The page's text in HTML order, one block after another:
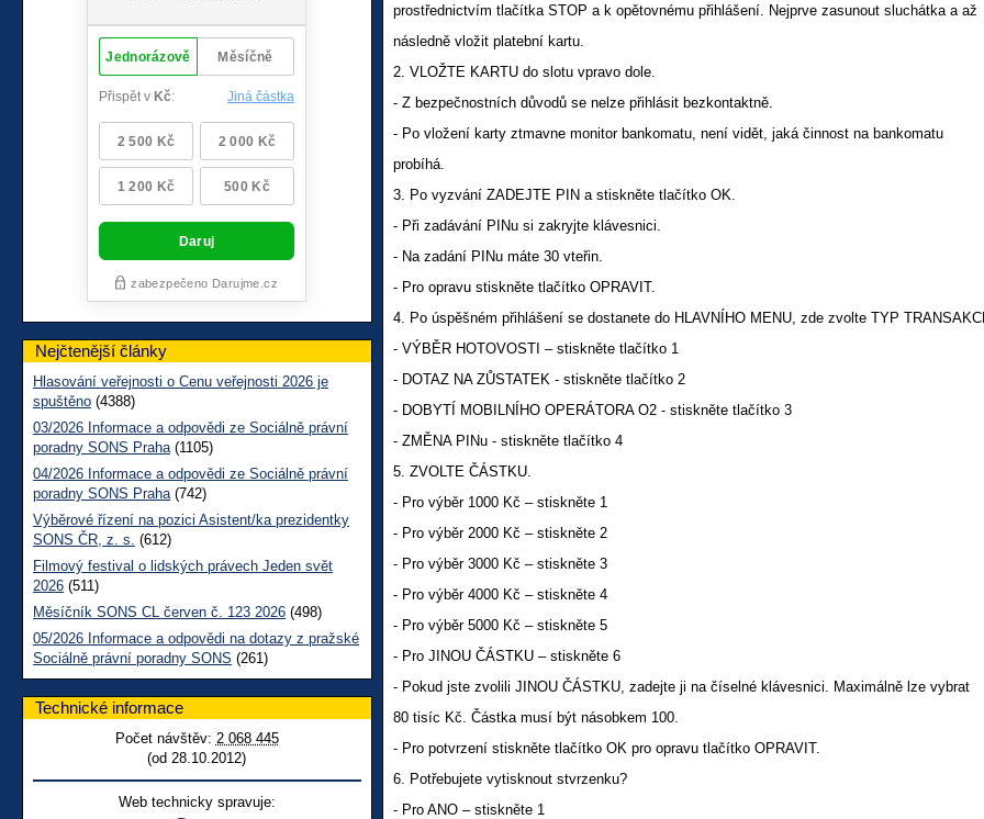
prostřednictvím tlačítka STOP a k opětovnému přihlášení. Nejprve zasunout sluchátka a až
následně vložit platební kartu.
2. VLOŽTE KARTU do slotu vpravo dole.
- Z bezpečnostních důvodů se nelze přihlásit bezkontaktně.
- Po vložení karty ztmavne monitor bankomatu, není vidět, jaká činnost na bankomatu
probíhá.
3. Po vyzvání ZADEJTE PIN a stiskněte tlačítko OK.
- Při zadávání PINu si zakryjte klávesnici.
- Na zadání PINu máte 30 vteřin.
- Pro opravu stiskněte tlačítko OPRAVIT.
4. Po úspěšném přihlášení se dostanete do HLAVNÍHO MENU, zde zvolte TYP
- VÝBĚR HOTOVOSTI – stiskněte tlačítko 1
- DOTAZ NA ZŮSTATEK - stiskněte tlačítko 2
- DOBYTÍ MOBILNÍHO OPERÁTORA O2 - stiskněte tlačítko 3
- ZMĚNA PINu - stiskněte tlačítko 4
5. ZVOLTE ČÁSTKU.
- Pro výběr 1000 Kč – stiskněte 1
- Pro výběr 2000 Kč – stiskněte 2
- Pro výběr 3000 Kč – stiskněte 3
- Pro výběr 4000 Kč – stiskněte 4
- Pro výběr 5000 Kč – stiskněte 5
- Pro JINOU ČÁSTKU – stiskněte 6
- Pokud jste zvolili JINOU ČÁSTKU, zadejte ji na číselné klávesnici. Maximálně lze vybrat
80 tisíc Kč. Částka musí být násobkem 100.
- Pro potvrzení stiskněte tlačítko OK pro opravu tlačítko OPRAVIT.
6. Potřebujete vytisknout stvrzenku?
- Pro ANO – stiskněte 1
Nejčtenější články
Hlasování veřejnosti o Cenu veřejnosti 2026 je
spuštěno (4388)
03/2026 Informace a odpovědi ze Sociálně právní
poradny SONS Praha (1105)
04/2026 Informace a odpovědi ze Sociálně právní
poradny SONS Praha (742)
Výběrové řízení na pozici Asistent/ka prezidentky
SONS ČR, z. s. (612)
Filmový festival o lidských právech Jeden svět
2026 (511)
Měsíčník SONS CL červen č. 123 2026 (498)
05/2026 Informace a odpovědi na dotazy z pražské
Sociálně právní poradny SONS (261)
Technické informace
Počet návštěv: 2 068 445
(od 28.10.2012)
Web technicky spravuje: